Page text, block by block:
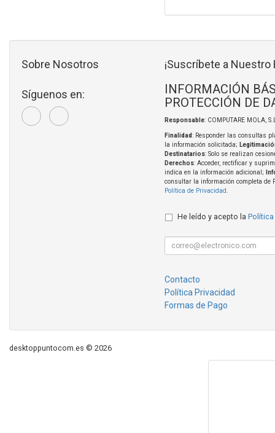
Sobre Nosotros
Síguenos en:
¡Suscríbete a Nuestro
INFORMACIÓN
PROTECCIÓN DE
Responsable: COMPUTARE MOLA,
Finalidad: Responder las consultas
la información solicitada;
Destinatarios: Solo se realizan
Derechos: Acceder, rectificar y
indica en la información adicional;
consultar la información completa de
Política de Privacidad
He leído y acepto la Política
Contacto
Política Privacidad
Formas de Pago
desktoppuntocom.es © 2026